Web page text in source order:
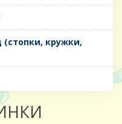
кружки,